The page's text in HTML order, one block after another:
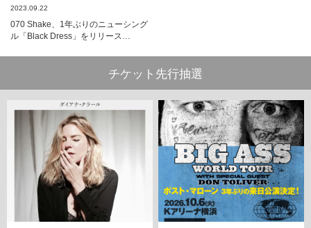
2023.09.22
070 Shake、1年ぶりのニューシング
ル「Black Dress」をリリース…
チケット先行抽選